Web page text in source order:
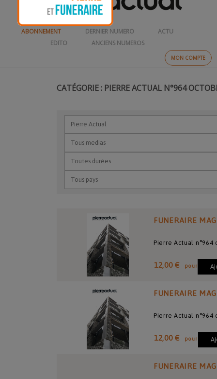
MON COMPTE
ABONNEMENT DERNIER NUMERO
ACTU
EDITO
ANCIENS NUMEROS
CATÉGORIE : PIERRE ACTUAL N°964
FUNERAIRE MAG
Pierre Actual n°964
12,00 € pour
FUNERAIRE MAG
Pierre Actual n°964
12,00 € pour
FUNERAIRE MAG